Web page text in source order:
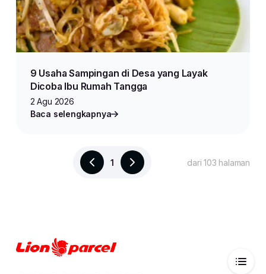
9 Usaha Sampingan di Desa yang Layak
Dicoba Ibu Rumah Tangga
2 Agu 2026
Baca selengkapnya
1 dari 103 halaman